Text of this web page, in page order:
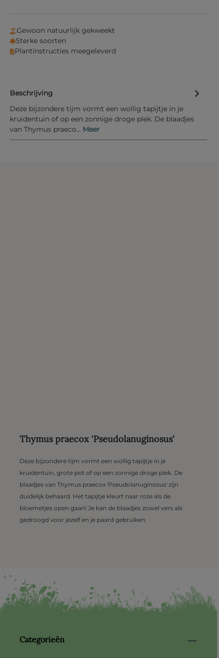
Gewoon natuurlijk gekweekt
Sterke soorten
Plantinstructies meegeleverd
Beschrijving
Deze bijzondere tijm vormt een wollig tapijtje in je
kruidentuin of op een zonnige droge plek. De blaadjes
van Thymus praeco… Meer
Thymus praecox 'Pseudolanuginosus'
Deze bijzondere tijm vormt een wollig tapijtje in je
kruidentuin, grote pot of op een zonnige droge plek. De
blaadjes van Thymus praecox 'Pseudolanuginosus' zijn
duidelijk behaard. Het tapijtje kleurt naar roze als de
bloemetjes open gaan! Je kan de blaadjes zowel vers als
gedroogd voor jezelf en je paard gebruiken.
Categorieën